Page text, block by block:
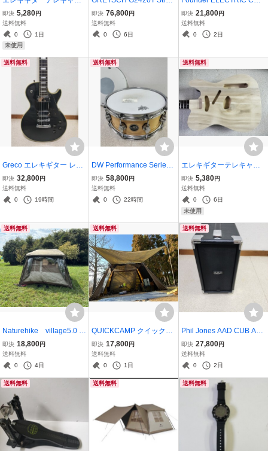
ター用未使用ボディー3
即決 5,280円
送料無料
0
1日
未使用
mliner HollowBody with B
igsby GoldDust
即決 76,800円
送料無料
0
6日
TOM 70年代ジャパンビ
ンデージ ストラトキャ
スター
即決 21,800円
送料無料
0
2日
送料無料
Greco エレキギター レス
ポールカスタムタイプ ブ
ラック日本製ジャパンビ
ンデージ
即決 32,800円
送料無料
0
19時間
送料無料
DW Performance Series
5.5x14 USA dw創立40周
年2012年製 スネアドラム
スネア
即決 58,800円
送料無料
0
22時間
送料無料
エレキギターテレキャス
ター用未使用ボディー
即決 5,380円
送料無料
0
6日
未使用
送料無料
Naturehike village5.0
2世代ワンタッチテント
即決 18,800円
送料無料
0
4日
送料無料
QUICKCAMP クイックキ
ャンプ ワイドスクリーン
タープ 4m×2.8ｍ アウト
ドア キャンプ ワンタッチ
即決 17,800円
送料無料
0
1日
送料無料
Phil Jones AAD CUB AG-
100 アコギ用100W 状態
良
即決 27,800円
送料無料
0
2日
送料無料 送料無料 送料無料